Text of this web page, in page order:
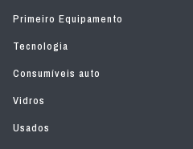
Primeiro Equipamento
Tecnologia
Consumíveis auto
Vidros
Usados